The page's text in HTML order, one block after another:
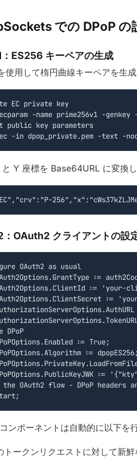
での DPoP の
：ES256 キーペアの生成
使用して楕円曲線キーペアを生成
EC private key
-name prime256v1 -
public key parameters
-in dpop_private.pem -text -
Y 座標を Base64URL に変換
：OAuth2 クライアントの設
OAuth2 as usual
:=
:= 'your-
:=
DPoP
:= True;
:= dpopES256;
OAuth2 flow - DPoP headers
ンポーネントは自動的に以下を
トークンリクエストに対して新